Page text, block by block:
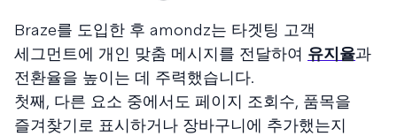
Braze를 도입한 후 amondz는 타겟팅 고객
세그먼트에 개인 맞춤 메시지를 전달하여 유지율과
전환율을 높이는 데 주력했습니다.
첫째, 다른 요소 중에서도 페이지 조회수, 품목을
즐겨찾기로 표시하거나 장바구니에 추가했는지